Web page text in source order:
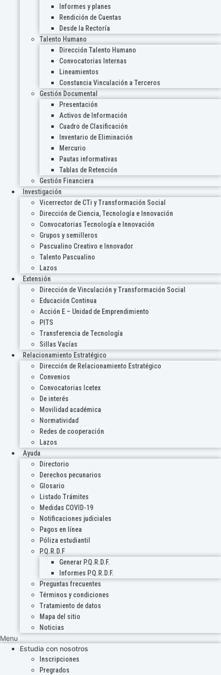
Informes y planes
Rendición de Cuentas
Desde la Rectoría
Talento Humano
Dirección Talento Humano
Convocatorias Internas
Lineamientos
Constancia Vinculación a Terceros
Gestión Documental
Presentación
Activos de Información
Cuadro de Clasificación
Inventario de Eliminación
Mercurio
Pautas informativas
Tablas de Retención
Gestión Financiera
Investigación
Vicerrector de CTi y Transformación Social
Dirección de Ciencia, Tecnología e Innovación
Convocatorias Tecnología e Innovación
Grupos y semilleros
Pascualino Creativo e Innovador
Talento Pascualino
Lazos
Extensión
Dirección de Vinculación y Transformación Social
Educación Continua
Acción E – Unidad de Emprendimiento
PITS
Transferencia de Tecnología
Sillas Vacías
Relacionamiento Estratégico
Dirección de Relacionamiento Estratégico
Convenios
Convocatorias Icetex
De interés
Movilidad académica
Normatividad
Redes de cooperación
Lazos
Ayuda
Directorio
Derechos pecunarios
Glosario
Listado Trámites
Medidas COVID-19
Notificaciones judiciales
Pagos en línea
Póliza estudiantil
P.Q.R.D.F
Generar P.Q.R.D.F.
Informes P.Q.R.D.F.
Preguntas frecuentes
Términos y condiciones
Tratamiento de datos
Mapa del sitio
Noticias
Menu
Estudia con nosotros
Inscripciones
Pregrados